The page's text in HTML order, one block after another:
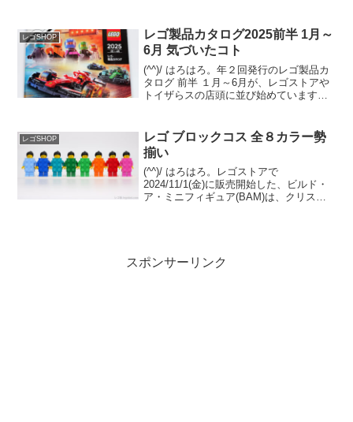
ザ・リング：ミナス・ティリス」の購...
レゴSHOP
レゴ製品カタログ2025前半 1月～
6月 気づいたコト
(^^)/ はろはろ。年２回発行のレゴ製品カ
タログ 前半 １月～6月が、レゴストアや
トイザらスの店頭に並び始めています。
が、近日中にレゴショップの「レゴ製品
カタ...
レゴSHOP
レゴ ブロックコス 全８カラー勢
揃い
(^^)/ はろはろ。レゴストアで
2024/11/1(金)に販売開始した、ビルド・
ア・ミニフィギュア(BAM)は、クリスマ
スポンサーリンク